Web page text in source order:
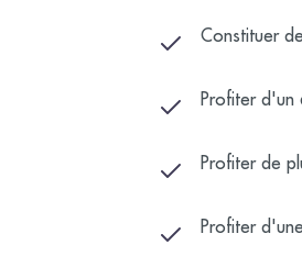
Constituer
Profiter d'un
Profiter de
Profiter d'une